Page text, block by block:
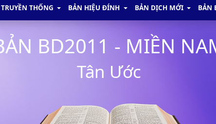
THỐNG BẢN HIỆU ĐÍNH BẢN DỊCH MỚI BẢN
BD2011 - MIỀN
Tân Ước